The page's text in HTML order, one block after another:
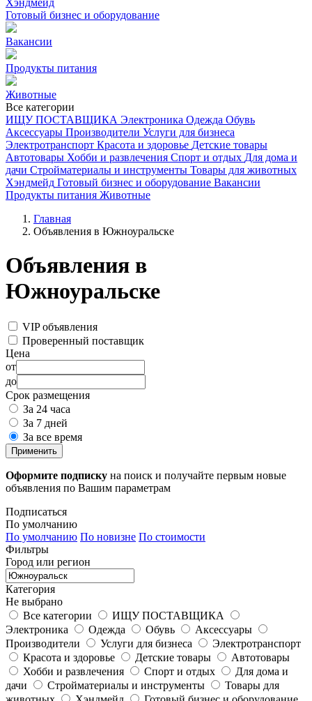
Хэндмейд
Готовый бизнес и оборудование
Вакансии
Продукты питания
Животные
Все категории
ИЩУ ПОСТАВЩИКА Электроника Одежда Обувь
Аксессуары Производители Услуги для бизнеса
Электротранспорт Красота и здоровье Детские товары
Автотовары Хобби и развлечения Спорт и отдых Для дома и
дачи Стройматериалы и инструменты Товары для животных
Хэндмейд Готовый бизнес и оборудование Вакансии
Продукты питания Животные
Главная
Объявления в Южноуральске
Объявления в
Южноуральске
VIP объявления
Проверенный поставщик
Цена
от
до
Срок размещения
За 24 часа
За 7 дней
За все время
Применить
Оформите подписку на поиск и получайте первым новые
объявления по Вашим параметрам
Подписаться
По умолчанию
По умолчанию По новизне По стоимости
Фильтры
Город или регион
Категория
Не выбрано
Все категории
ИЩУ ПОСТАВЩИКА
Электроника
Одежда Обувь
Аксессуары
Производители
Услуги для бизнеса
Электротранспорт
Красота и здоровье
Детские товары
Автотовары
Хобби и развлечения
Спорт и отдых
Для дома и
дачи
Стройматериалы и инструменты
Товары для